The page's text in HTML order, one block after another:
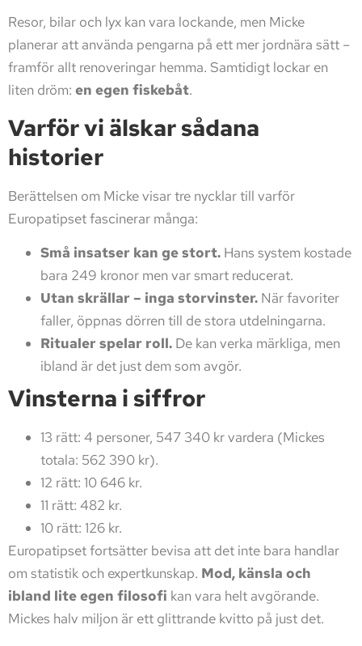
Resor, bilar och lyx kan vara lockande, men Micke
planerar att använda pengarna på ett mer jordnära sätt –
framför allt renoveringar hemma. Samtidigt lockar en
liten dröm: en egen fiskebåt.
Varför vi älskar sådana
historier
Berättelsen om Micke visar tre nycklar till varför
Europatipset fascinerar många:
Små insatser kan ge stort. Hans system kostade
bara 249 kronor men var smart reducerat.
Utan skrällar – inga storvinster. När favoriter
faller, öppnas dörren till de stora utdelningarna.
Ritualer spelar roll. De kan verka märkliga, men
ibland är det just dem som avgör.
Vinsterna i siffror
13 rätt: 4 personer, 547 340 kr vardera (Mickes
totala: 562 390 kr).
12 rätt: 10 646 kr.
11 rätt: 482 kr.
10 rätt: 126 kr.
Europatipset fortsätter bevisa att det inte bara handlar
om statistik och expertkunskap. Mod, känsla och
ibland lite egen filosofi kan vara helt avgörande.
Mickes halv miljon är ett glittrande kvitto på just det.